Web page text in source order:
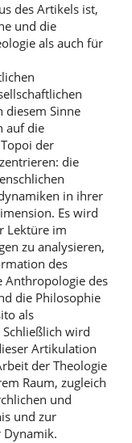
des Artikels ist,
und die
als auch für
diesem Sinne
auf die
der
die
in ihrer
Es wird
Lektüre im
zu analysieren,
des
Anthropologie des
die Philosophie
als
wird
Artikulation
der Theologie
Raum, zugleich
und
und zur
Dynamik.